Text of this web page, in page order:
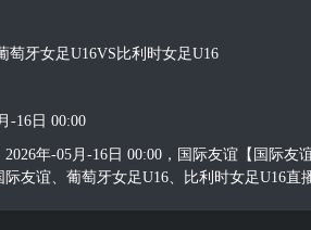
萄牙女足U16VS比利时女足U16
-16日 00:00
2026年-05月-16日 00:00，国际友谊【国际
友谊、葡萄牙女足U16、比利时女足U16